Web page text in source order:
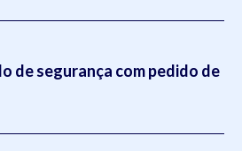
de segurança com pedido de